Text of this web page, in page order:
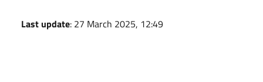
Last update: 27 March 2025, 12:49